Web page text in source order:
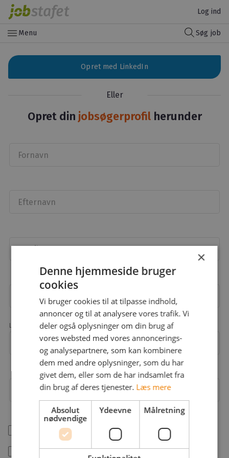
Log ind
menu Menu Søg job
Opret med LinkedIn
Eller
Opret din jobsøgerprofil herunder
Fornavn
Efternavn
Email
Adgangskode
Landekode
Mobil
Arbejdsområder
Jeg er freelancer
Jeg accepterer jobstafet.dk'sbetingelser
×
Denne hjemmeside bruger
cookies
Vi bruger cookies til at tilpasse indhold,
annoncer og til at analysere vores trafik. Vi
deler også oplysninger om din brug af
vores websted med vores annoncerings-
og analysepartnere, som kan kombinere
dem med andre oplysninger, som du har
givet dem, eller som de har indsamlet fra
din brug af deres tjenester. Læs mere
Absolut
nødvendige
Ydeevne Målretning